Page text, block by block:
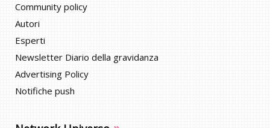
Community policy
Autori
Esperti
Newsletter Diario della gravidanza
Advertising Policy
Notifiche push